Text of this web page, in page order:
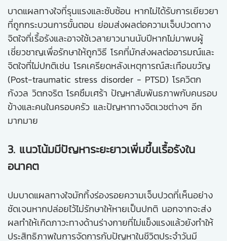
บาดแผลทางใจที่รุนแรงและซับซ้อน หากไม่ได้รับการเยียวยา
ที่ถูกกระบวนการขั้นตอน ย่อมส่งผลต่อความเจ็บปวดทาง
จิตใจที่เรื้อรังและอาจใช้เวลายาวนานนับปีหากไม่มาพบผู้
เชี่ยวชาญเพื่อรักษาให้ถูกวิธี โรคที่มักส่งผลต่ออารมณ์และ
จิตใจที่ไม่ปกติเช่น โรคเครียดหลังเหตุการณ์สะเทือนขวัญ
(Post-traumatic stress disorder - PTSD) โรควิตก
กังวล วิตกจริต โรคซึมเศร้า ปัญหาสัมพันธภาพกับคนรอบ
ข้างและคนในครอบครัว และปัญหาทางจิตเวชต่างๆ อีก
มากมาย
3. แนวโน้มมีปัญหาระยะยาวเพิ่มขึ้นเรื้อรังใน
อนาคต
ปมบาดแผลทางใจมักทิ้งร่องรอยความเจ็บปวดที่เห็นอย่าง
ชัดเจนหากปล่อยไว้ไม่รักษาให้หายเป็นปกติ นอกจากจะส่ง
ผลทำให้เกิดภาวะทางด้านร่างกายที่ไม่แข็งแรงแล้วยังทำให้
ประสิทธิภาพในการจัดการกับปัญหาในชีวิตประจำวันมี